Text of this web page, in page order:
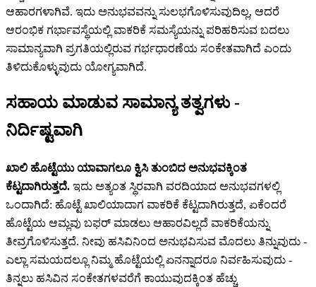
ಆಹಾರಗಳಾಗಿವೆ. ಇದು ಅನುಭವವನ್ನು ಸುಲಭಗೊಳಿಸುವುದಿಲ್ಲ, ಆದರೆ
ಆರಂಭಿಕ ಗರ್ಭಾವಸ್ಥೆಯಲ್ಲಿ ವಾಕರಿಕೆ ಸಮಸ್ಯೆಯನ್ನು ಪರಿಹರಿಸುವ ಬದಲು
ಸಾಮಾನ್ಯವಾಗಿ ಪ್ರಗತಿಯಲ್ಲಿರುವ ಗರ್ಭಧಾರಣೆಯ ಸಂಕೇತವಾಗಿದೆ ಎಂದು
ತಿಳಿದುಕೊಳ್ಳುವುದು ಯೋಗ್ಯವಾಗಿದೆ.
ಸಹಾಯ ಮಾಡುವ ಸಾಮಾನ್ಯ ತತ್ವಗಳು -
ನಿರ್ದಿಷ್ಟವಾಗಿ
ಖಾಲಿ ಹೊಟ್ಟೆಯು ಯಾವಾಗಲೂ ಕ್ವಿಸಿ ತುಂಬಿದ ಅನುಭವಕ್ಕಿಂತ
ಕೆಟ್ಟದಾಗಿರುತ್ತದೆ. ಇದು ಅತ್ಯಂತ ಸ್ಥಿರವಾಗಿ ವರದಿಯಾದ ಅನುಭವಗಳಲ್ಲಿ
ಒಂದಾಗಿದೆ: ಹೊಟ್ಟೆ ಖಾಲಿಯಾದಾಗ ವಾಕರಿಕೆ ಕೆಟ್ಟದಾಗಿರುತ್ತದೆ, ಏಕೆಂದರೆ
ಹೊಟ್ಟೆಯ ಆಮ್ಲವು ಬಫರ್ ಮಾಡಲು ಆಹಾರವಿಲ್ಲದೆ ವಾಕರಿಕೆಯನ್ನು
ತೀವ್ರಗೊಳಿಸುತ್ತದೆ. ನೀವು ಹಸಿವಿನಿಂದ ಅನುಭವಿಸುವ ಮೊದಲು ತಿನ್ನುವುದು -
ಎಲ್ಲಾ ಸಮಯದಲ್ಲೂ ನಿಮ್ಮ ಹೊಟ್ಟೆಯಲ್ಲಿ ಏನನ್ನಾದರೂ ನಿರ್ವಹಿಸುವುದು -
ತಿನ್ನಲು ಹಸಿವಿನ ಸಂಕೇತಗಳವರೆಗೆ ಕಾಯುವುದಕ್ಕಿಂತ ಹೆಚ್ಚು